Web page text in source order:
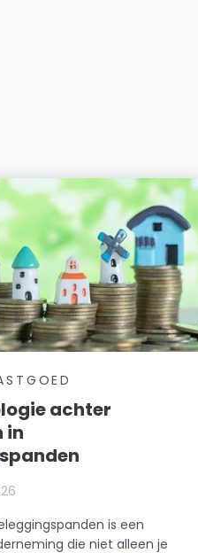
achter
in
is een
die niet alleen je